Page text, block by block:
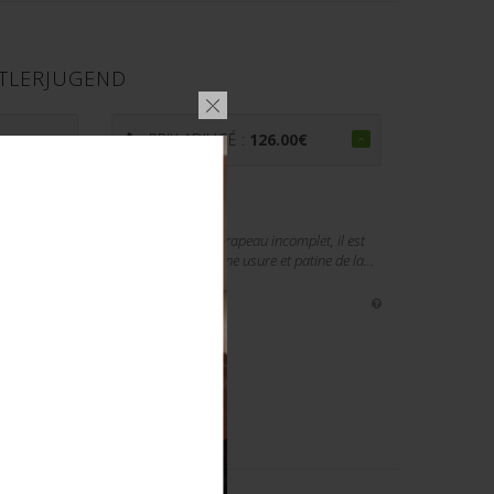
PRIX ADJUGÉ : 126.00€
national imprimé et rapporté. Drapeau incomplet, il est
187 x 140 cm. A noter une certaine usure et patine de la...